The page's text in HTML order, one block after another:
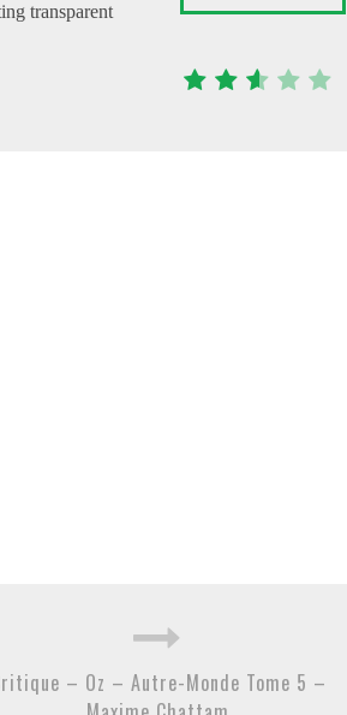
transparent
– Oz – Autre-Monde Tome 5 –